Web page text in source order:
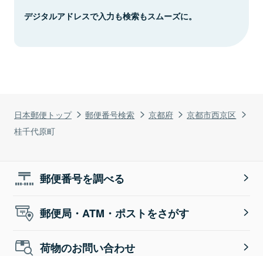
日本郵便トップ 郵便番号検索 京都府
京都市西京区
桂千代原町
デジタルアドレスで入力も検索もスムーズに。
郵便番号を調べる
郵便局・ATM・ポストをさがす
荷物のお問い合わせ